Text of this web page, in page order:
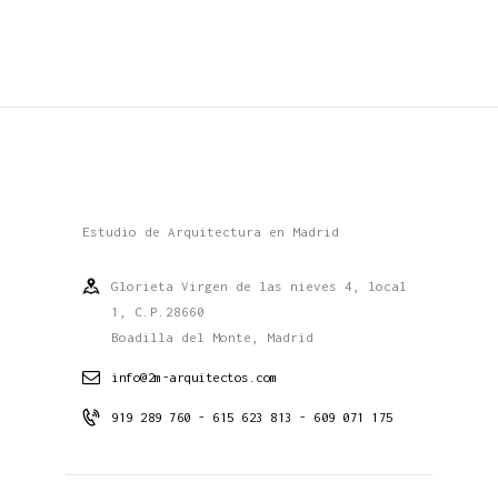
Estudio de Arquitectura en Madrid
Glorieta Virgen de las nieves 4, local
1, C.P.28660
Boadilla del Monte, Madrid
info@2m-arquitectos.com
919 289 760 - 615 623 813 - 609 071 175